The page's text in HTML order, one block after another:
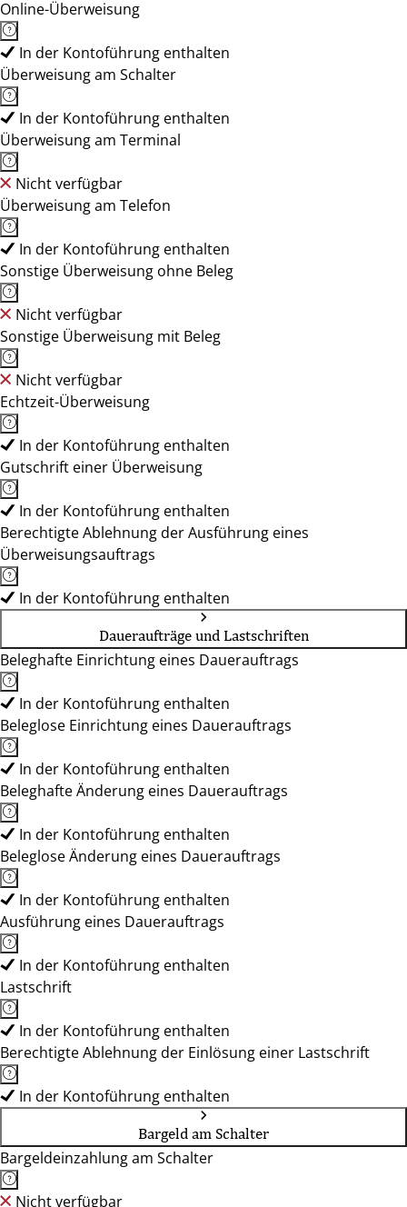
Online-Überweisung
In der Kontoführung enthalten
Überweisung am Schalter
In der Kontoführung enthalten
Überweisung am Terminal
Nicht verfügbar
Überweisung am Telefon
In der Kontoführung enthalten
Sonstige Überweisung ohne Beleg
Nicht verfügbar
Sonstige Überweisung mit Beleg
Nicht verfügbar
Echtzeit-Überweisung
In der Kontoführung enthalten
Gutschrift einer Überweisung
In der Kontoführung enthalten
Berechtigte Ablehnung der Ausführung eines
Überweisungsauftrags
In der Kontoführung enthalten
Daueraufträge und Lastschriften
Beleghafte Einrichtung eines Dauerauftrags
In der Kontoführung enthalten
Beleglose Einrichtung eines Dauerauftrags
In der Kontoführung enthalten
Beleghafte Änderung eines Dauerauftrags
In der Kontoführung enthalten
Beleglose Änderung eines Dauerauftrags
In der Kontoführung enthalten
Ausführung eines Dauerauftrags
In der Kontoführung enthalten
Lastschrift
In der Kontoführung enthalten
Berechtigte Ablehnung der Einlösung einer Lastschrift
In der Kontoführung enthalten
Bargeld am Schalter
Bargeldeinzahlung am Schalter
Nicht verfügbar